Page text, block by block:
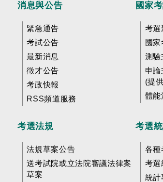
消息與公告
緊急通告
考試公告
最新消息
徵才公告
考政快報
RSS頻道服務
國家
考選
國
測驗
申
(提
體能
考選法規
法規草案公告
送考試院或立法院審議法律案
草案
考選
各種
考選
統計